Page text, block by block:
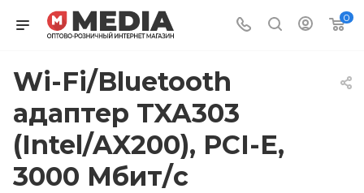
0
Wi-Fi/Bluetooth
адаптер TXA303
(Intel/AX200), PCI-E,
3000 Мбит/с